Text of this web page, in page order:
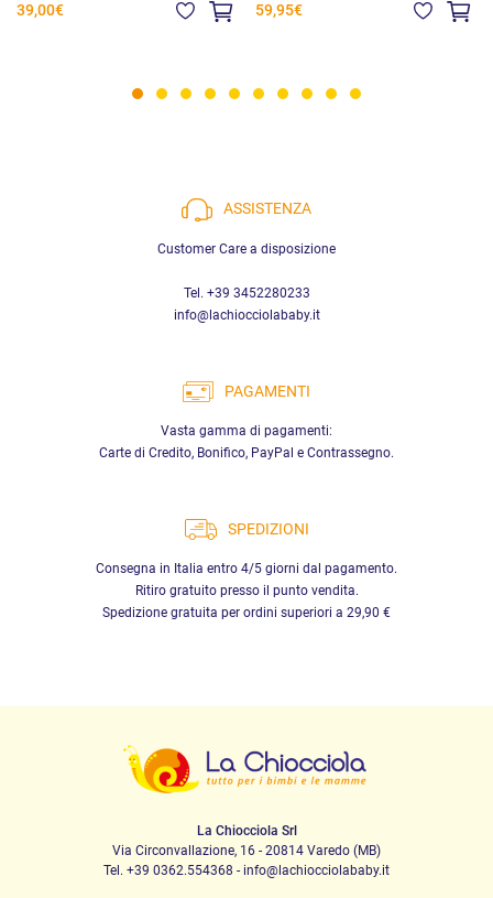
39,00€ 59,95€
ASSISTENZA
Customer Care a disposizione
Tel. +39 3452280233
info@lachiocciolababy.it
PAGAMENTI
Vasta gamma di pagamenti:
Carte di Credito, Bonifico, PayPal e Contrassegno.
SPEDIZIONI
Consegna in Italia entro 4/5 giorni dal pagamento.
Ritiro gratuito presso il punto vendita.
Spedizione gratuita per ordini superiori a 29,90 €
La Chiocciola Srl
Via Circonvallazione, 16 - 20814 Varedo (MB)
Tel. +39 0362.554368 - info@lachiocciolababy.it